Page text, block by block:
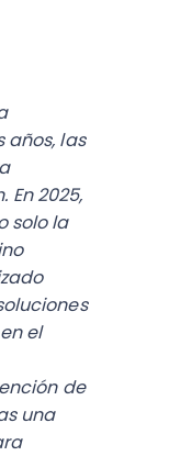
años, las
2025,
solo la
el
de
una